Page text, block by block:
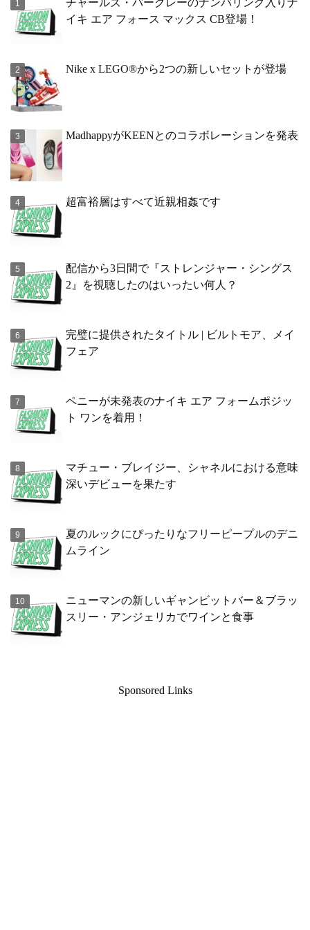
チャールズ・バークレーのナンバリング入りナ
イキ エア フォース マックス CB登場！
Nike x LEGO®から2つの新しいセットが登場
MadhappyがKEENとのコラボレーションを発表
超富裕層はすべて近親相姦です
配信から3日間で『ストレンジャー・シングス
2』を視聴したのはいったい何人？
完璧に提供されたタイトル | ビルトモア、メイ
フェア
ペニーが未発表のナイキ エア フォームポジッ
ト ワンを着用！
マチュー・ブレイジー、シャネルにおける意味
深いデビューを果たす
夏のルックにぴったりなフリーピープルのデニ
ムライン
ニューマンの新しいギャンビットバー＆ブラッ
スリー・アンジェリカでワインと食事
Sponsored Links